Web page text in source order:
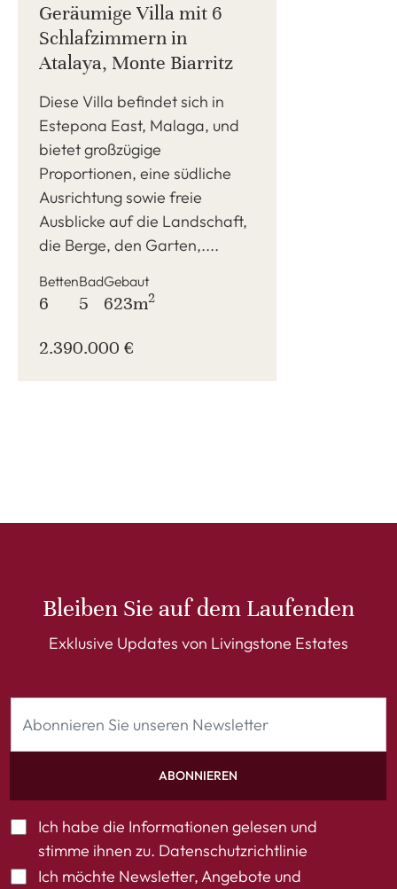
Geräumige Villa mit 6
Schlafzimmern in
Atalaya, Monte Biarritz
Diese Villa befindet sich in
Estepona East, Malaga, und
bietet großzügige
Proportionen, eine südliche
Ausrichtung sowie freie
Ausblicke auf die Landschaft,
die Berge, den Garten,....
Betten
6
Bad
5
Gebaut
623m2
2.390.000 €
Bleiben Sie auf dem Laufenden
Exklusive Updates von Livingstone Estates
ABONNIEREN
Ich habe die Informationen gelesen und
stimme ihnen zu. Datenschutzrichtlinie
Ich möchte Newsletter, Angebote und